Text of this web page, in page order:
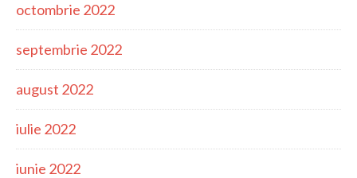
octombrie 2022
septembrie 2022
august 2022
iulie 2022
iunie 2022